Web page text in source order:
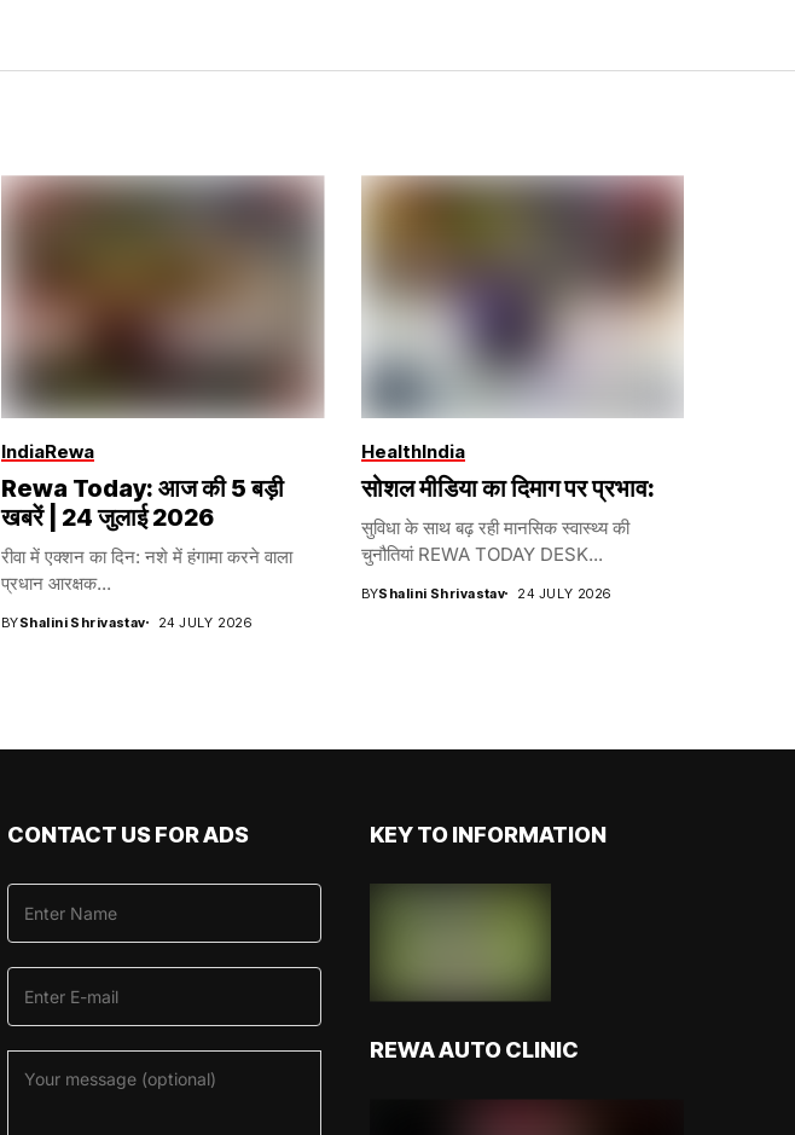
IndiaRewa
Rewa Today: आज की 5 बड़ी
खबरें | 24 जुलाई 2026
रीवा में एक्शन का दिन: नशे में हंगामा करने वाला
प्रधान आरक्षक...
BYShalini Shrivastav 24 JULY 2026
HealthIndia
सोशल मीडिया का दिमाग पर प्रभाव:
सुविधा के साथ बढ़ रही मानसिक स्वास्थ्य की
चुनौतियां REWA TODAY DESK...
BYShalini Shrivastav 24 JULY 2026
CONTACT US FOR ADS KEY TO INFORMATION
REWA AUTO CLINIC